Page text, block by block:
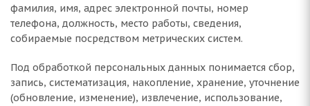
фамилия, имя, адрес электронной почты, номер
телефона, должность, место работы, сведения,
собираемые посредством метрических систем.
Под обработкой персональных данных понимается сбор,
запись, систематизация, накопление, хранение, уточнение
(обновление, изменение), извлечение, использование,